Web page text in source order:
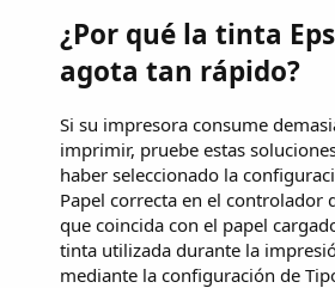
¿Por qué la tinta
agota tan rápido?
Si su impresora consume
imprimir, pruebe estas
haber seleccionado la
Papel correcta en el controlador
que coincida con el papel
tinta utilizada durante la
mediante la configuración de